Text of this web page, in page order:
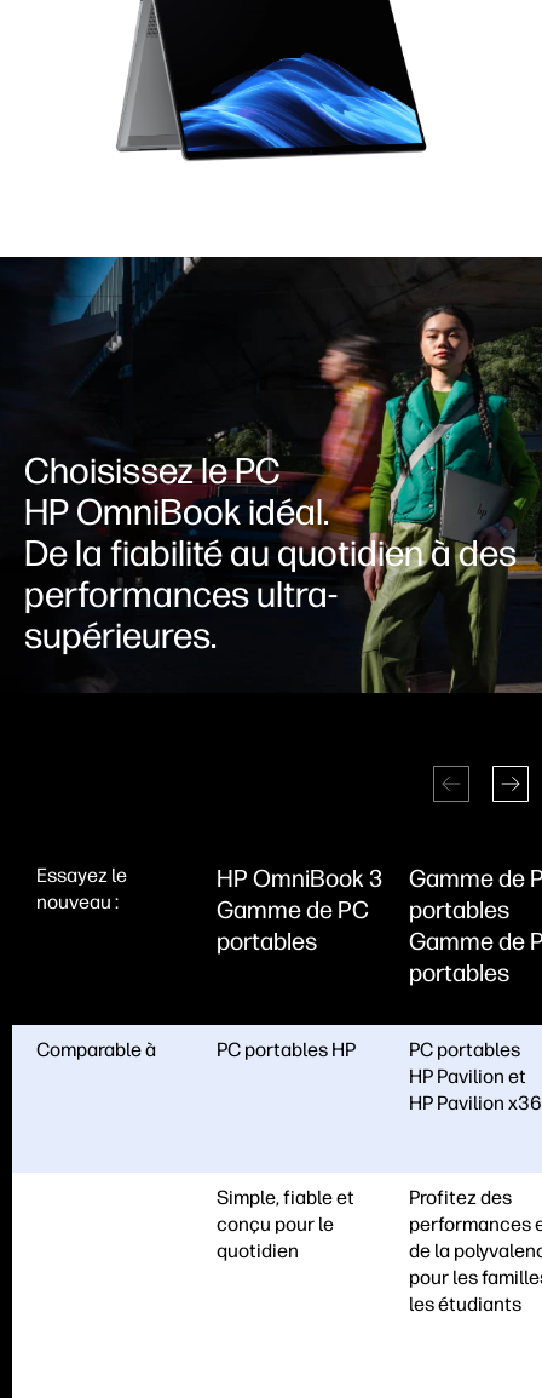
Choisissez le PC
HP OmniBook idéal.
De la fiabilité au quotidien àdes
performances ultra-
supérieures.
Essayez le
nouveau :
Comparable à
HP OmniBook 3
Gamme de PC
portables
PC portables HP
Simple, fiable et
conçu pour le
quotidien
Gamme de
portables
Gamme de
portables
PC portables
HP Pavilion et
HP Pavilion
Profitez des
performances
de la
pour les
les étudiants